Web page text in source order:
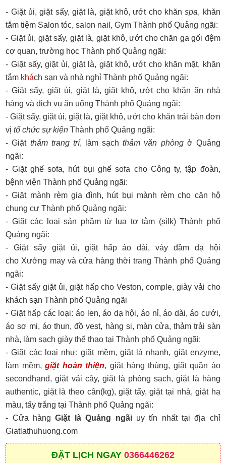
- Giặt ủi, giặt sấy, giặt là, giặt khô, ướt cho khănspa, khăn
tắm tiệm Salon tóc, salon nail, Gym Thành phố Quảng ngãi:
- Giặt ủi, giặt sấy, giặt là, giặt khô, ướt cho chăn ga gối đệm
cơ quan, trường học Thành phố Quảng ngãi:
- Giặt sấy, giặt ủi, giặt là, giặt khô, ướt cho khăn mặt, khăn
tắm khách sạn và nhà nghỉ Thành phố Quảng ngãi:
- Giặt sấy, giặt ủi, giặt là, giặt khô, ướt cho khăn ăn nhà
hàng và dịch vụ ăn uống Thành phố Quảng ngãi:
- Giặt sấy, giặt ủi, giặt là, giặt khô, ướt cho khăn trải bàn đơn
vịtổ chức sự kiện Thành phố Quảng ngãi:
- Giặt thảm trang trí, làm sạchthảm văn phòngở Quảng
ngãi:
- Giặt ghế sofa, hút bụi ghế sofa cho Công ty, tập đoàn,
bệnh viện Thành phố Quảng ngãi:
- Giặt mành rèm gia đình, hút bụi mành rèm cho căn hộ
chung cư Thành phố Quảng ngãi:
- Giặt các loại sản phầm từ lụa tơ tằm (silk) Thành phố
Quảng ngãi:
- Giặt sấy giặt ủi, giặt hấp áo dài, váy đầm dạ hội
cho Xưởng may và cửa hàng thời trang Thành phố Quảng
ngãi:
- Giặt sấy giặt ủi, giặt hấp cho Veston, comple, giày vải cho
khách sạn Thành phố Quảng ngãi
- Giặt hấp các loại: áo len, áo dạ hội, áo nỉ, áo dài, áo cưới,
áo sơ mi, áo thun, đồ vest, hàng si, màn cửa, thảm trải sàn
nhà, làm sạch giày thể thao tại Thành phố Quảng ngãi:
- Giặt các loại như: giặt mềm, giặt là nhanh, giặt enzyme,
làm mềm,giặt hoàn thiện, giặt hàng thùng, giặt quần áo
secondhand, giặt vải cây, giặt là phòng sạch, giặt là hàng
authentic, giặt là theo cân(kg), giặt tẩy, giặt tại nhà, giặt hạ
màu, tẩy trắng tại Thành phố Quảng ngãi:
- Cửa hàng Giặt là Quảng ngãiuy tín nhất tại địa chỉ
Giatlathuhuong.com
ĐẶT LỊCH NGAY 0366446262